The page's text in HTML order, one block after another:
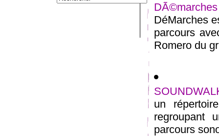
DÃ©marches
DéMarches
parcours
Romero du
un
regroupant
parcours